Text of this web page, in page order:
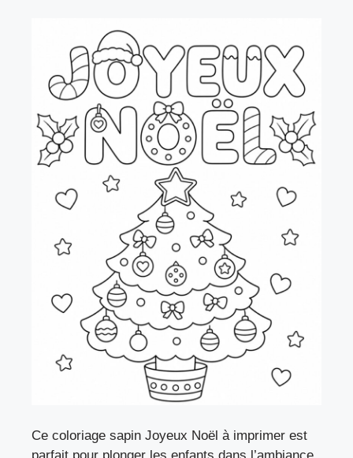
Ce coloriage sapin Joyeux Noël à imprimer est
parfait pour plonger les enfants dans l’ambiance